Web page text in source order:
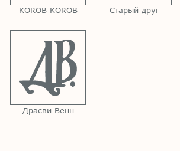
KOROB KOROB Старый друг
Драсви Венн